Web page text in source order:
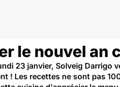
le nouvel an
23 janvier, Solveig Darrigo
! Les recettes ne sont pas